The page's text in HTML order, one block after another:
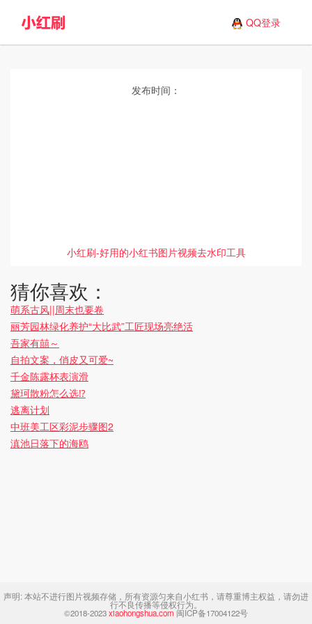
QQ登录
发布时间：
小红刷-好用的小红书图片视频去水印工具
猜你喜欢：
萌系古风||周末也要卷
丽芳园林绿化养护“大比武”工匠现场亮绝活
吾家有囍～
自拍文案，俏皮又可爱~
千金陈露杯表演滑
黛珂散粉怎么选⁉️
逃离计划
中班美工区彩泥步骤图2
滇池日落下的海鸥
声明:本站不进行图片视频存储，所有资源匀来自小红书，请尊重博主权益，请勿进
行不良传播等侵权行为。
©2018-2023xiaohongshua.com 闽ICP备17004122号